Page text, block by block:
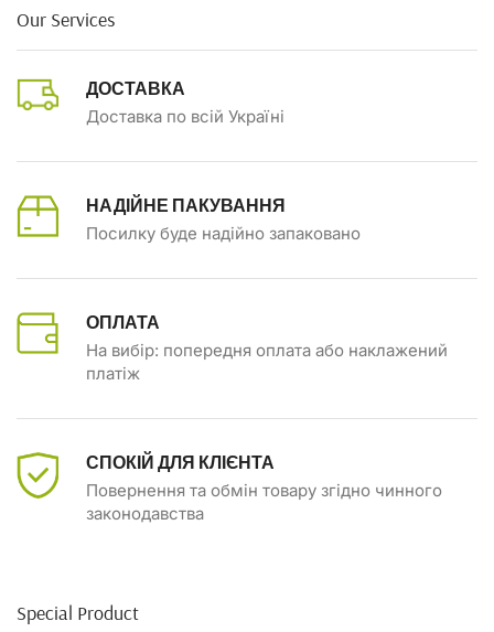
Our Services
ДОСТАВКА
Доставка по всій Україні
НАДІЙНЕ ПАКУВАННЯ
Посилку буде надійно запаковано
ОПЛАТА
На вибір: попередня оплата або наклажений
платіж
СПОКІЙ ДЛЯ КЛІЄНТА
Повернення та обмін товару згідно чинного
законодавства
Special Product